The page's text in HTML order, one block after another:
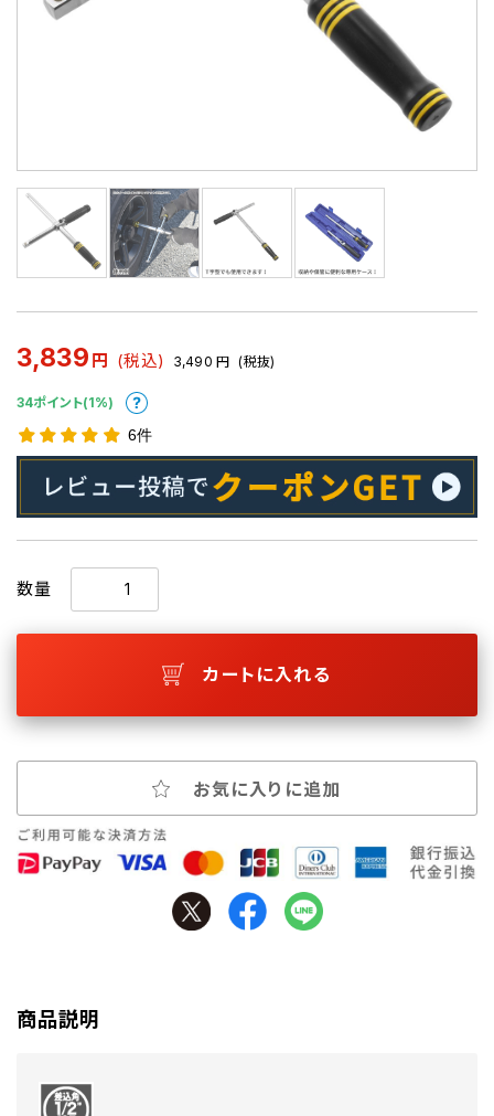
3,839 円 (税込) 3,490 円 (税抜)
34ポイント(1%)
6件
数量
カートに入れる
お気に入りに追加
商品説明